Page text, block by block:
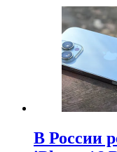
В России